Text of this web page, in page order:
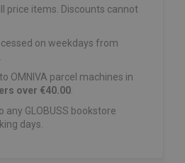
price items. Discounts cannot
on weekdays from
to OMNIVA parcel machines in
over €40.00
any GLOBUSS bookstore
days.